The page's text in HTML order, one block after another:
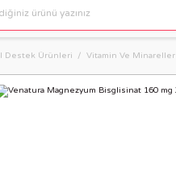
Destek Ürünleri Vitamin Ve Minareller